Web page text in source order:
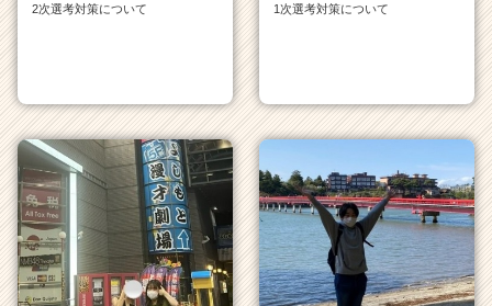
2次選考対策について
1次選考対策について